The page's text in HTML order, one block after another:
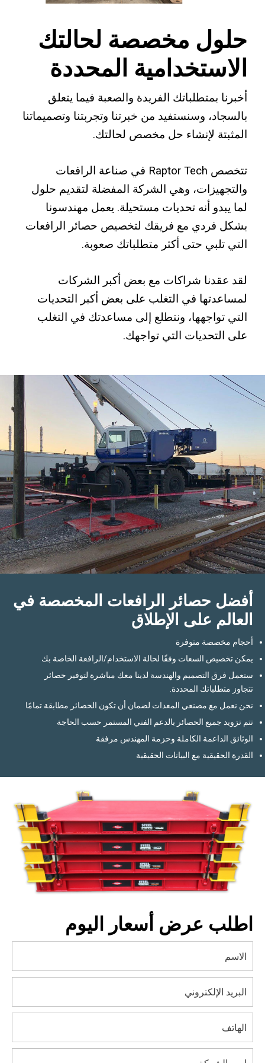
حلول مخصصة لحالتك
الاستخدامية المحددة
أخبرنا بمتطلباتك الفريدة والصعبة فيما يتعلق
بالسجاد، وسنستفيد من خبرتنا وتجربتنا وتصميماتنا
المثبتة لإنشاء حل مخصص لحالتك.
تتخصص Raptor Tech في صناعة الرافعات
والتجهيزات، وهي الشركة المفضلة لتقديم حلول
لما يبدو أنه تحديات مستحيلة. يعمل مهندسونا
بشكل فردي مع فريقك لتخصيص حصائر الرافعات
التي تلبي حتى أكثر متطلباتك صعوبة.
لقد عقدنا شراكات مع بعض أكبر الشركات
لمساعدتها في التغلب على بعض أكبر التحديات
التي تواجهها، ونتطلع إلى مساعدتك في التغلب
على التحديات التي تواجهك.
أفضل حصائر الرافعات المخصصة في
العالم على الإطلاق
أحجام مخصصة متوفرة
يمكن تخصيص السعات وفقًا لحالة الاستخدام/الرافعة الخاصة بك
ستعمل فرق التصميم والهندسة لدينا معك مباشرة لتوفير حصائر
تتجاوز متطلباتك المحددة.
نحن نعمل مع مصنعي المعدات لضمان أن تكون الحصائر مطابقة تمامًا
تتم تزويد جميع الحصائر بالدعم الفني المستمر حسب الحاجة
الوثائق الداعمة الكاملة وحزمة المهندس مرفقة
القدرة الحقيقية مع البيانات الحقيقية
اطلب عرض أسعار اليوم